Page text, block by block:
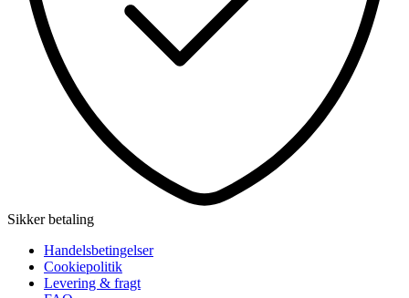
Sikker betaling
Handelsbetingelser
Cookiepolitik
Levering & fragt